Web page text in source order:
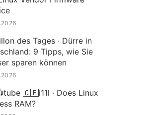
des Tages · Dürre in
9 Tipps, wie Sie
sparen können
🇬🇧i11l · Does Linux
RAM?